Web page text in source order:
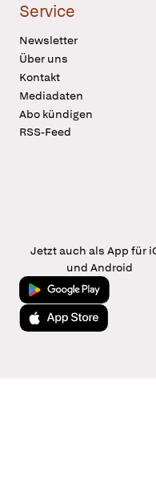
Service
Newsletter
Über uns
Kontakt
Mediadaten
Abo kündigen
RSS-Feed
Jetzt auch als App für
und Android
Jetzt bei Google Play
Laden im App Store